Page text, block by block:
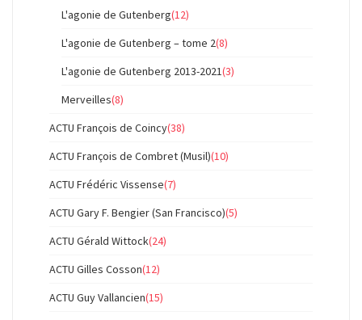
L'agonie de Gutenberg(12)
L'agonie de Gutenberg – tome 2(8)
L'agonie de Gutenberg 2013-2021(3)
Merveilles(8)
ACTU François de Coincy(38)
ACTU François de Combret (Musil)(10)
ACTU Frédéric Vissense(7)
ACTU Gary F. Bengier (San Francisco)(5)
ACTU Gérald Wittock(24)
ACTU Gilles Cosson(12)
ACTU Guy Vallancien(15)